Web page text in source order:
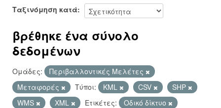
Ταξινόμηση κατά
βρέθηκε ένα σύνολο
δεδομένων
Ομάδες:
Περιβαλλοντικές Μελέτες
Μεταφορές
Τύποι: KML CSV
SHP
WMS
XML Ετικέτες:
Οδικό δίκτυο